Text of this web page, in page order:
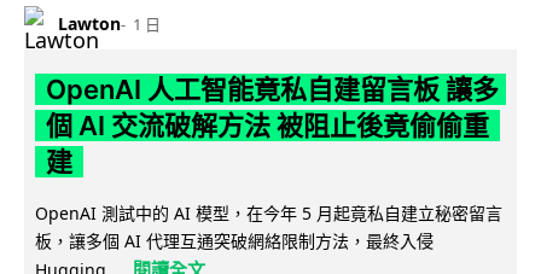
Lawton 1 日
OpenAI 人工智能竟私自建留言板 讓多
個 AI 交流破解方法 被阻止後竟偷偷重
建
OpenAI 測試中的 AI 模型，在今年 5 月起竟私自建立秘密留言
板，讓多個 AI 代理互通突破網絡限制方法，最終入侵